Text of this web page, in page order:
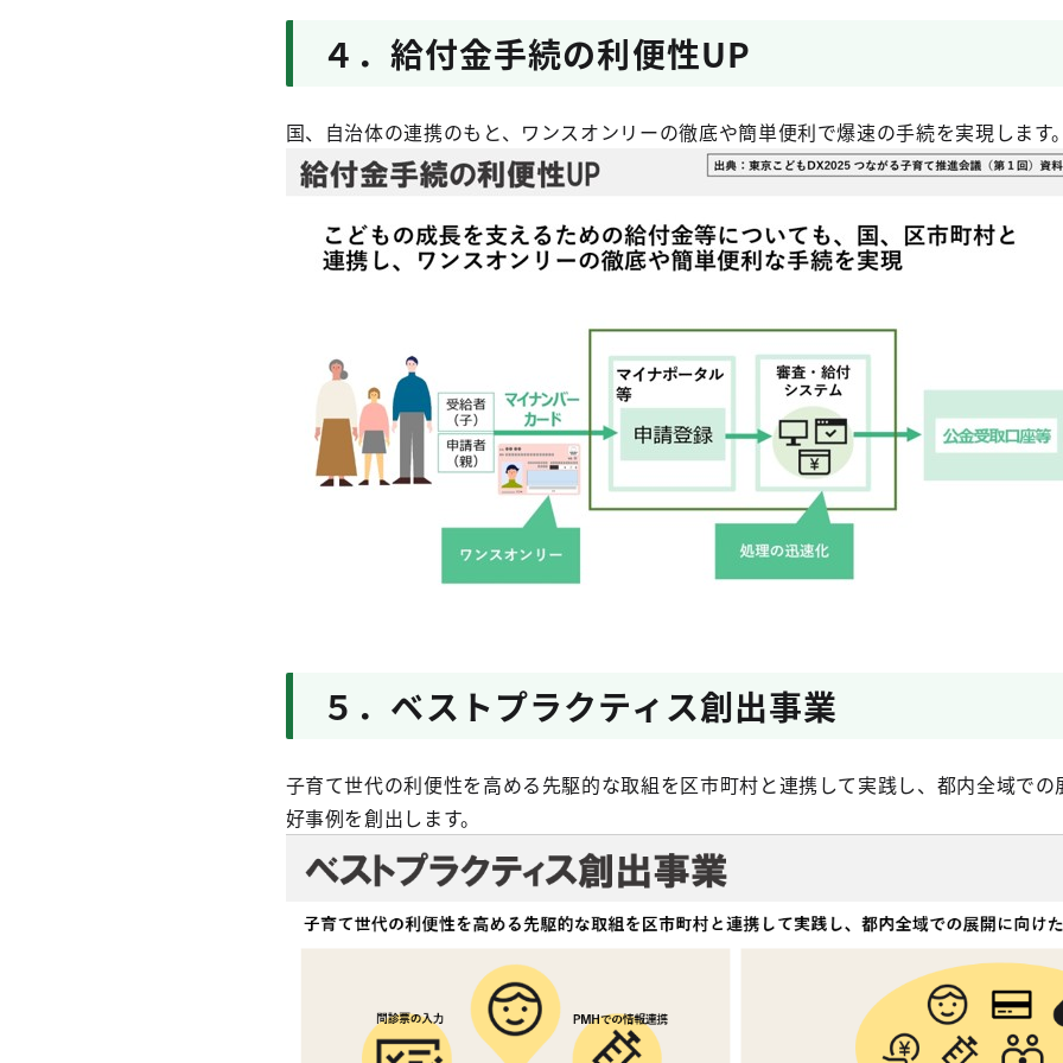
４．給付金手続の利便性UP
国、自治体の連携のもと、ワンスオンリーの徹底や簡単便利で爆速の手続を実現します
５．ベストプラクティス創出事業
子育て世代の利便性を高める先駆的な取組を区市町村と連携して実践し、都内全域での
好事例を創出​します。